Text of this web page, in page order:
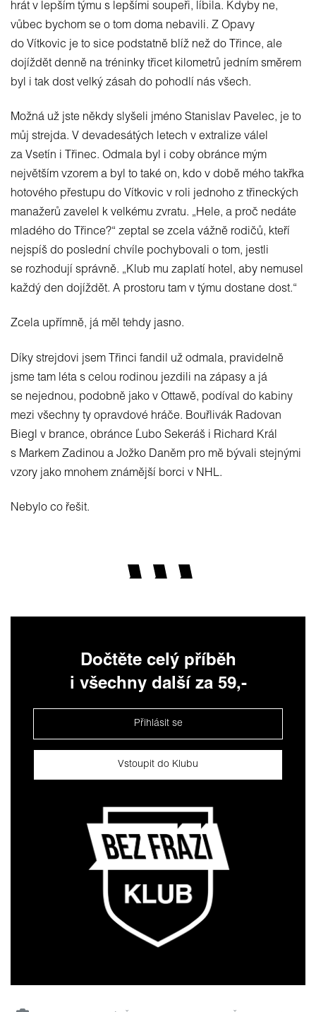
hrát v lepším týmu s lepšími soupeři, líbila. Kdyby ne,
vůbec bychom se o tom doma nebavili. Z Opavy
do Vítkovic je to sice podstatně blíž než do Třince, ale
dojíždět denně na tréninky třicet kilometrů jedním směrem
byl i tak dost velký zásah do pohodlí nás všech.
Možná už jste někdy slyšeli jméno Stanislav Pavelec, je to
můj strejda. V devadesátých letech v extralize válel
za Vsetín i Třinec. Odmala byl i coby obránce mým
největším vzorem a byl to také on, kdo v době mého takřka
hotového přestupu do Vítkovic v roli jednoho z třineckých
manažerů zavelel k velkému zvratu. „Hele, a proč nedáte
mladého do Třince?“ zeptal se zcela vážně rodičů, kteří
nejspíš do poslední chvíle pochybovali o tom, jestli
se rozhodují správně. „Klub mu zaplatí hotel, aby nemusel
každý den dojíždět. A prostoru tam v týmu dostane dost.“
Zcela upřímně, já měl tehdy jasno.
Díky strejdovi jsem Třinci fandil už odmala, pravidelně
jsme tam léta s celou rodinou jezdili na zápasy a já
se nejednou, podobně jako v Ottawě, podíval do kabiny
mezi všechny ty opravdové hráče. Bouřlivák Radovan
Biegl v brance, obránce Ľubo Sekeráš i Richard Král
s Markem Zadinou a Jožko Daněm pro mě bývali stejnými
vzory jako mnohem známější borci v NHL.
Nebylo co řešit.
Dočtěte celý příběh
i všechny další za 59,-
Přihlásit se
Vstoupit do Klubu